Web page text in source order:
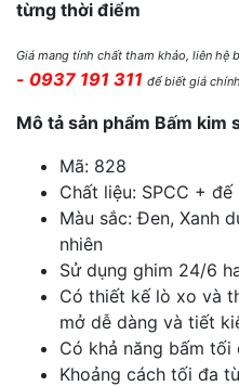
từng thời điểm
Giá mang tính chất tham khảo, liên hệ
- 0937 191 311 để biết giá
Mô tả sản phẩm Bấm kim
Mã: 828
Chất liệu: SPCC +
Màu sắc: Đen, Xanh
nhiên
Sử dụng ghim 24/6
Có thiết kế lò xo và
mở dễ dàng và tiết
Có khả năng bấm
Khoảng cách tối đa